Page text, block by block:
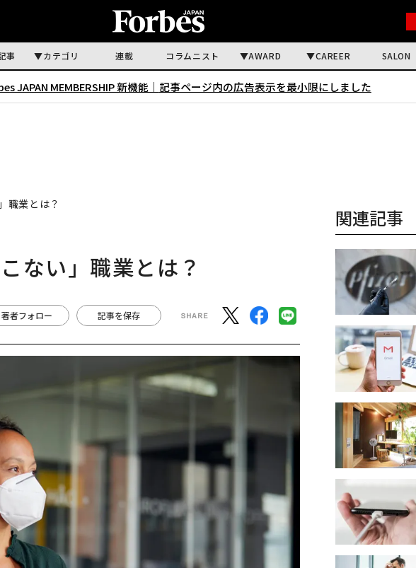
事 カテゴリ 連載 コラムニスト AWARD CAREER SALON
JAPAN MEMBERSHIP 新機能｜ 記事ページ内の広告表示を最小限にしました
職業とは？
ない」職業とは？
著者フォロー 記事を保存
関連記事